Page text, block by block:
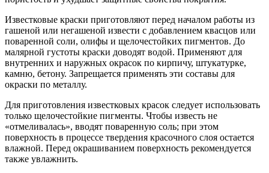
Известковые краски приготовляют перед началом работы из
гашеной или негашеной извести с добавлением квасцов или
поваренной соли, олифы и щелочестойких пигментов. До
малярной густоты краски доводят водой. Применяют для
внутренних и наружных окрасок по кирпичу, штукатурке,
камню, бетону. Запрещается применять эти составы для
окраски по металлу.
Для приготовления известковых красок следует использовать
только щелочестойкие пигменты. Чтобы известь не
«отмеливалась», вводят поваренную соль; при этом
поверхность в процессе твердения красочного слоя остается
влажной. Перед окрашиванием поверхность рекомендуется
также увлажнить.